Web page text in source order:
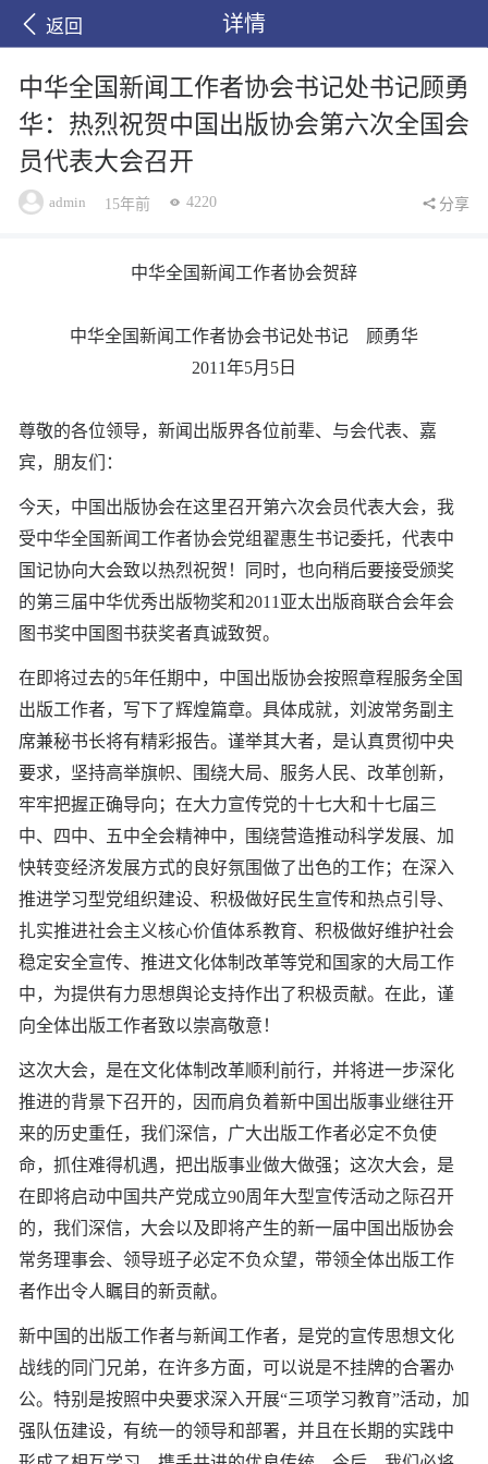
返回 详情
中华全国新闻工作者协会书记处书记顾勇
华：热烈祝贺中国出版协会第六次全国会
员代表大会召开
admin 15年前 4220 分享
中华全国新闻工作者协会贺辞
中华全国新闻工作者协会书记处书记 顾勇华
2011年5月5日
尊敬的各位领导，新闻出版界各位前辈、与会代表、嘉
宾，朋友们：
今天，中国出版协会在这里召开第六次会员代表大会，我
受中华全国新闻工作者协会党组翟惠生书记委托，代表中
国记协向大会致以热烈祝贺！同时，也向稍后要接受颁奖
的第三届中华优秀出版物奖和2011亚太出版商联合会年会
图书奖中国图书获奖者真诚致贺。
在即将过去的5年任期中，中国出版协会按照章程服务全国
出版工作者，写下了辉煌篇章。具体成就，刘波常务副主
席兼秘书长将有精彩报告。谨举其大者，是认真贯彻中央
要求，坚持高举旗帜、围绕大局、服务人民、改革创新，
牢牢把握正确导向；在大力宣传党的十七大和十七届三
中、四中、五中全会精神中，围绕营造推动科学发展、加
快转变经济发展方式的良好氛围做了出色的工作；在深入
推进学习型党组织建设、积极做好民生宣传和热点引导、
扎实推进社会主义核心价值体系教育、积极做好维护社会
稳定安全宣传、推进文化体制改革等党和国家的大局工作
中，为提供有力思想舆论支持作出了积极贡献。在此，谨
向全体出版工作者致以崇高敬意！
这次大会，是在文化体制改革顺利前行，并将进一步深化
推进的背景下召开的，因而肩负着新中国出版事业继往开
来的历史重任，我们深信，广大出版工作者必定不负使
命，抓住难得机遇，把出版事业做大做强；这次大会，是
在即将启动中国共产党成立90周年大型宣传活动之际召开
的，我们深信，大会以及即将产生的新一届中国出版协会
常务理事会、领导班子必定不负众望，带领全体出版工作
者作出令人瞩目的新贡献。
新中国的出版工作者与新闻工作者，是党的宣传思想文化
战线的同门兄弟，在许多方面，可以说是不挂牌的合署办
公。特别是按照中央要求深入开展“三项学习教育”活动，加
强队伍建设，有统一的领导和部署，并且在长期的实践中